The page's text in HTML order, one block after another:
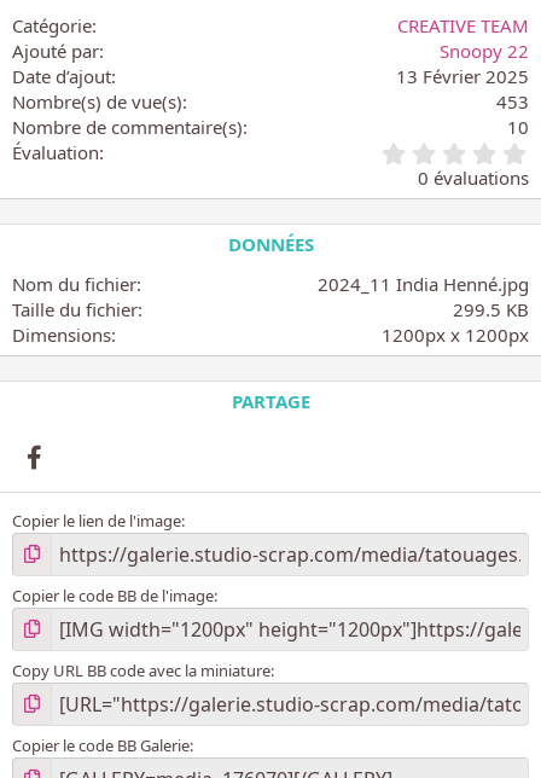
c
t
i
o
n
:
Catégorie
CREATIVE TEAM
Ajouté par
Snoopy 22
Date d’ajout
13 Février 2025
Nombre(s) de vue(s)
453
Nombre de commentaire(s)
10
Évaluation
.
0
0
l
e
s
0 évaluations
DONNÉES
Nom du fichier
2024_11 India Henné.jpg
Taille du fichier
299.5 KB
Dimensions
1200px x 1200px
PARTAGE
Copier le lien de l'image
Copier le code BB de l'image
Copy URL BB code avec la miniature
Copier le code BB Galerie